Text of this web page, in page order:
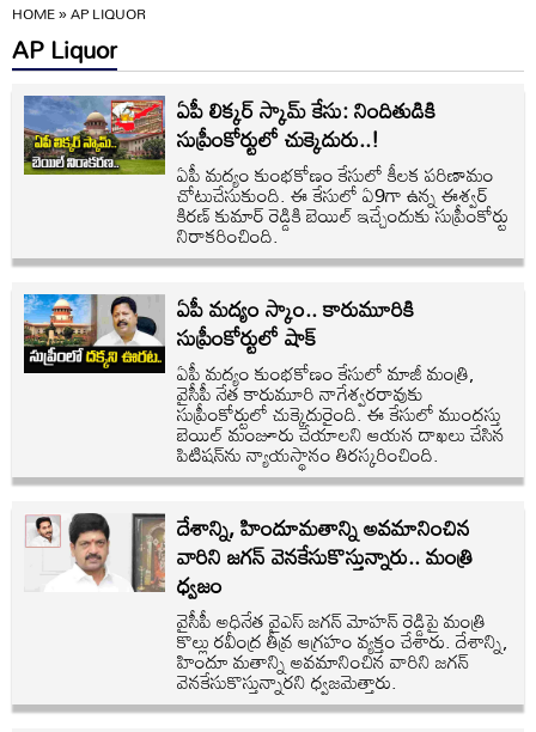
HOME»AP LIQUOR
AP Liquor
ఏపీ లిక్కర్ స్కామ్ కేసు: నిందితుడికి
సుప్రీంకోర్టులో చుక్కెదురు..!
ఏపీ మద్యం కుంభకోణం కేసులో కీలక పరిణామం
చోటుచేసుకుంది. ఈ కేసులో ఏ9గా ఉన్న ఈశ్వర్
కిరణ్ కుమార్ రెడ్డికి బెయిల్ ఇచ్చేందుకు సుప్రీంకోర్టు
నిరాకరించింది.
ఏపీ మద్యం స్కాం.. కారుమూరికి
సుప్రీంకోర్టులో షాక్
ఏపీ మద్యం కుంభకోణం కేసులో మాజీ మంత్రి,
వైసీపీ నేత కారుమూరి నాగేశ్వరరావుకు
సుప్రీంకోర్టులో చుక్కెదురైంది. ఈ కేసులో ముందస్తు
బెయిల్‌ మంజూరు చేయాలని ఆయన దాఖలు చేసిన
పిటిషన్‌ను న్యాయస్థానం తిరస్కరించింది.
దేశాన్ని, హిందూమతాన్ని అవమానించిన
వారిని జగన్ వెనకేసుకొస్తున్నారు.. మంత్రి
ధ్వజం
వైసీపీ అధినేత వైఎస్ జగన్ మోహన్ రెడ్డిపై మంత్రి
కొల్లు రవీంద్ర తీవ్ర ఆగ్రహం వ్యక్తం చేశారు. దేశాన్ని,
హిందూ మతాన్ని అవమానించిన వారిని జగన్
వెనకేసుకొస్తున్నారని ధ్వజమెత్తారు.